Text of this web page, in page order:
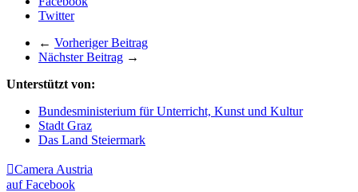
Twitter
← Vorheriger Beitrag
Nächster Beitrag →
Unterstützt von:
Bundesministerium für Unterricht, Kunst und Kultur
Stadt Graz
Das Land Steiermark
Camera Austria
auf Facebook